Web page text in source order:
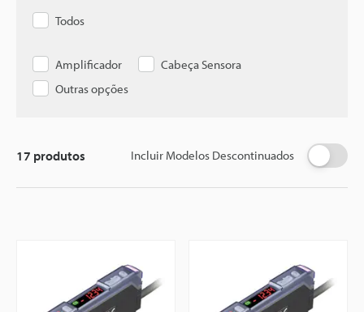
Todos
Amplificador
Cabeça Sensora
Outras opções
Incluir Modelos Descontinuados
17 produtos